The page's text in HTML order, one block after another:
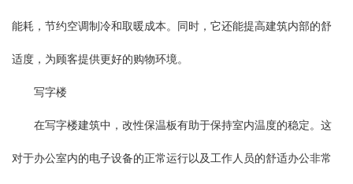
能耗，节约空调制冷和取暖成本。同时，它还能提高建筑内部的舒
适度，为顾客提供更好的购物环境。
写字楼
在写字楼建筑中，改性保温板有助于保持室内温度的稳定。这
对于办公室内的电子设备的正常运行以及工作人员的舒适办公非常